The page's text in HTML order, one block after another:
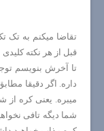
تقاضا میکنم به تک
قبل از هر نکته
تا آخرش بنویسم
داره. اگر دقیقا
میبره. یعنی کره
شما دیگه تافی